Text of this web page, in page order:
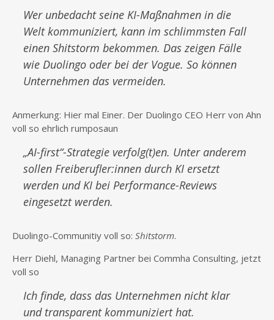
Wer unbedacht seine KI-Maßnahmen in die
Welt kommuniziert, kann im schlimmsten Fall
einen Shitstorm bekommen. Das zeigen Fälle
wie Duolingo oder bei der Vogue. So können
Unternehmen das vermeiden.
Anmerkung: Hier mal Einer. Der Duolingo CEO Herr von Ahn
voll so ehrlich rumposaun
„AI-first“-Strategie verfolg(t)en. Unter anderem
sollen Freiberufler:innen durch KI ersetzt
werden und KI bei Performance-Reviews
eingesetzt werden.
Duolingo-Communitiy voll so: Shitstorm.
Herr Diehl, Managing Partner bei Commha Consulting, jetzt
voll so
Ich finde, dass das Unternehmen nicht klar
und transparent kommuniziert hat.